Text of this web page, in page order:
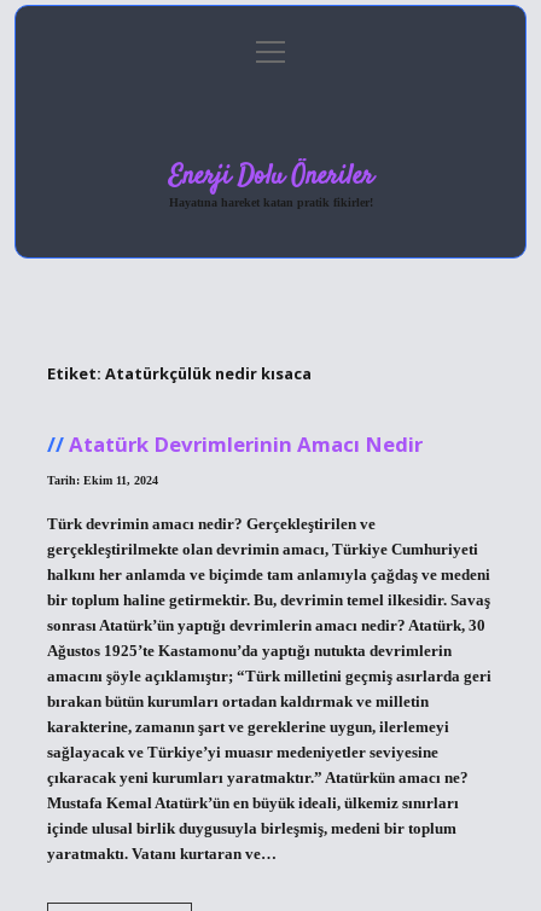
Gizlilik Politikası
menüyü
aç
Enerji Dolu Öneriler
Hayatına hareket katan pratik fikirler!
Etiket: Atatürkçülük nedir kısaca
Atatürk Devrimlerinin Amacı Nedir
Tarih: Ekim 11, 2024
Türk devrimin amacı nedir? Gerçekleştirilen ve
gerçekleştirilmekte olan devrimin amacı, Türkiye Cumhuriyeti
halkını her anlamda ve biçimde tam anlamıyla çağdaş ve medeni
bir toplum haline getirmektir. Bu, devrimin temel ilkesidir. Savaş
sonrası Atatürk’ün yaptığı devrimlerin amacı nedir? Atatürk, 30
Ağustos 1925’te Kastamonu’da yaptığı nutukta devrimlerin
amacını şöyle açıklamıştır; “Türk milletini geçmiş asırlarda geri
bırakan bütün kurumları ortadan kaldırmak ve milletin
karakterine, zamanın şart ve gereklerine uygun, ilerlemeyi
sağlayacak ve Türkiye’yi muasır medeniyetler seviyesine
çıkaracak yeni kurumları yaratmaktır.” Atatürkün amacı ne?
Mustafa Kemal Atatürk’ün en büyük ideali, ülkemiz sınırları
içinde ulusal birlik duygusuyla birleşmiş, medeni bir toplum
yaratmaktı. Vatanı kurtaran ve…